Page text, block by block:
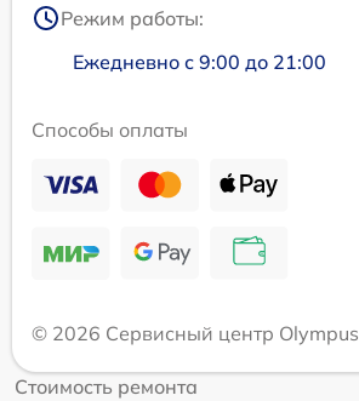
Режим работы:
Ежедневно с 9:00 до 21:00
Способы оплаты
© 2026 Сервисный центр Olympus
Стоимость ремонта